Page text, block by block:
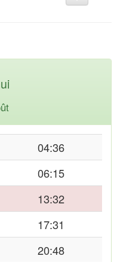
04:36
06:15
13:32
17:31
20:48